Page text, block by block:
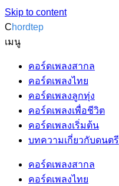
Skip to content
Chordtep
เมนู
คอร์ดเพลงสากล
คอร์ดเพลงไทย
คอร์ดเพลงลูกทุ่ง
คอร์ดเพลงเพื่อชีวิต
คอร์ดเพลงเริ่มต้น
บทความเกี่ยวกับดนตรี
คอร์ดเพลงสากล
คอร์ดเพลงไทย